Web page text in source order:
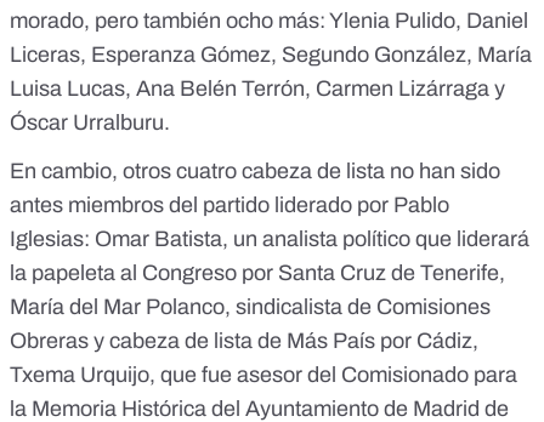
morado, pero también ocho más: Ylenia Pulido, Daniel
Liceras, Esperanza Gómez, Segundo González, María
Luisa Lucas, Ana Belén Terrón, Carmen Lizárraga y
Óscar Urralburu.
En cambio, otros cuatro cabeza de lista no han sido
antes miembros del partido liderado por Pablo
Iglesias: Omar Batista, un analista político que liderará
la papeleta al Congreso por Santa Cruz de Tenerife,
María del Mar Polanco, sindicalista de Comisiones
Obreras y cabeza de lista de Más País por Cádiz,
Txema Urquijo, que fue asesor del Comisionado para
la Memoria Histórica del Ayuntamiento de Madrid de